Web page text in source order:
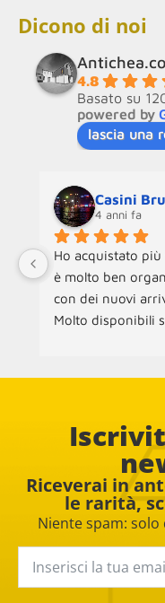
Dicono di noi
4.8
Basato su
powered by
lascia una
Casini
4 anni fa
Ho acquistato
è molto ben
con dei nuovi
Molto disponibili
Riceverai in
le rarità,
Niente spam: